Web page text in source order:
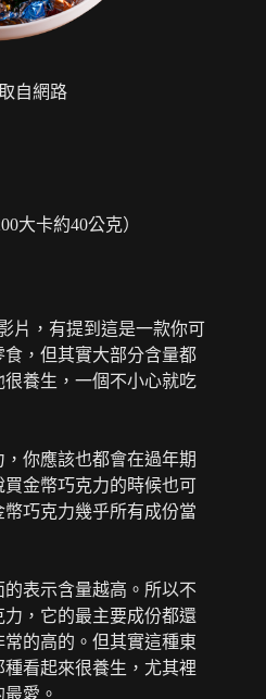
自網路
大卡約40公克）
片，有提到這是一款你可
，但其實大部分含量都
養生，一個不小心就吃
你應該也都會在過年期
金幣巧克力的時候也可
巧克力幾乎所有成份當
表示含量越高。所以不
，它的最主要成份都還
的高的。但其實這種東
看起來很養生，尤其裡
愛。